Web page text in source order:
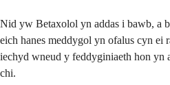
Nid yw Betaxolol yn addas i bawb, a
eich hanes meddygol yn ofalus cyn ei
iechyd wneud y feddyginiaeth hon yn
chi.